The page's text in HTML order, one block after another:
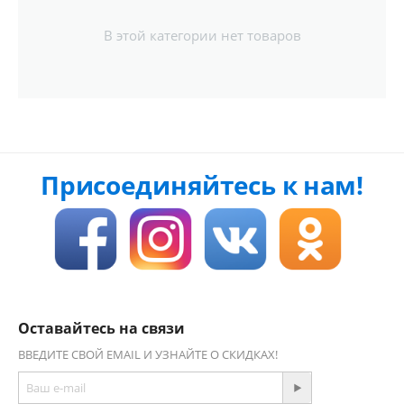
В этой категории нет товаров
Присоединяйтесь к нам!
Оставайтесь на связи
ВВЕДИТЕ СВОЙ EMAIL И УЗНАЙТЕ О СКИДКАХ!